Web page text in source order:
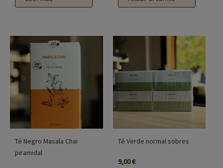
Té Negro Masala Chai
piramidal
Té Verde normal sobres
9,00€